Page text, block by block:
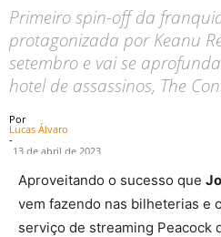
Primeiro spin-off da
protagonizada por Keanu
setembro e vai se
hotel de assassinos, The
Por
Lucas Álvaro
-
13 de abril de 2023
Aproveitando o sucesso que
vem fazendo nas bilheterias e
serviço de streaming Peacock